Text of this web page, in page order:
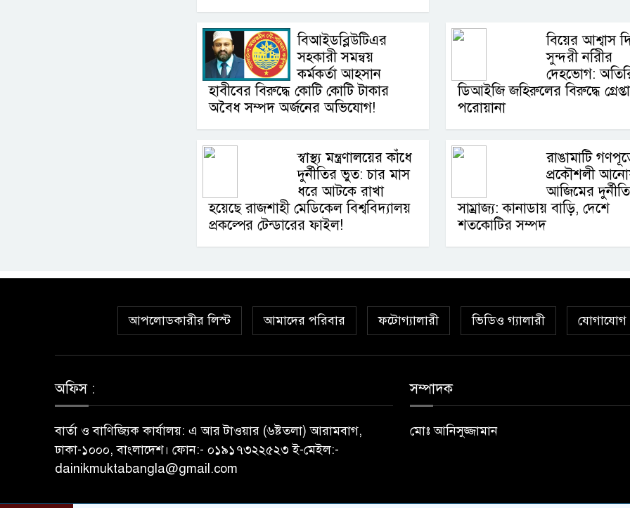
বিআইডব্লিউটিএর
সহকারী সমন্বয়
কর্মকর্তা আহসান
হাবীবের বিরুদ্ধে কোটি কোটি টাকার
অবৈধ সম্পদ অর্জনের অভিযোগ!
বিয়ের আশ্বাস
সুন্দরী নরিীর
দেহভোগ:
ডিআইজি জহিরুলের বিরুদ্ধে
পরোয়ানা
স্বাস্থ্য মন্ত্রণালয়ের কাঁধে
দুর্নীতির ভুত: চার মাস
ধরে আটকে রাখা
হয়েছে রাজশাহী মেডিকেল বিশ্ববিদ্যালয়
প্রকল্পের টেন্ডারের ফাইল!
রাঙামাটি
প্রকৌশলী
আজিমের
সাম্রাজ্য: কানাডায় বাড়ি, দেশে
শতকোটির সম্পদ
আপলোডকারীর লিস্ট আমাদের পরিবার ফটোগ্যালারী ভিডিও গ্যালারী যোগাযোগ
অফিস :
বার্তা ও বাণিজ্যিক কার্যালয়: এ আর টাওয়ার (৬ষ্টতলা) আরামবাগ,
ঢাকা-১০০০, বাংলাদেশ। ফোন:- ০১৯১৭৩২২৫২৩ ই-মেইল:-
dainikmuktabangla@gmail.com
সম্পাদক
মোঃ আনিসুজ্জামান